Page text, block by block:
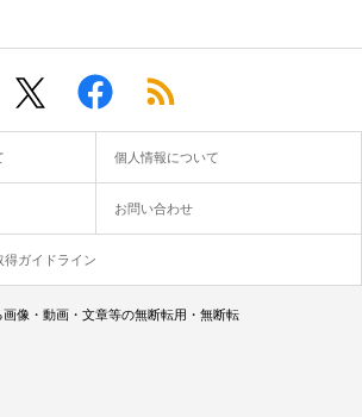
個人情報について
お問い合わせ
得ガイドライン
像・動画・文章等の無断転用・無断転